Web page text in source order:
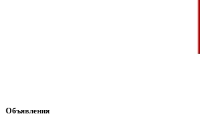
Объявления